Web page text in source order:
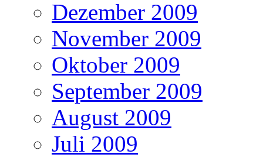
Dezember 2009
November 2009
Oktober 2009
September 2009
August 2009
Juli 2009